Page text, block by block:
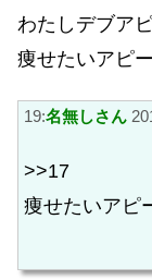
わたしデブア
痩せたいアピ
19:名無しさん
>>17
痩せたいアピ